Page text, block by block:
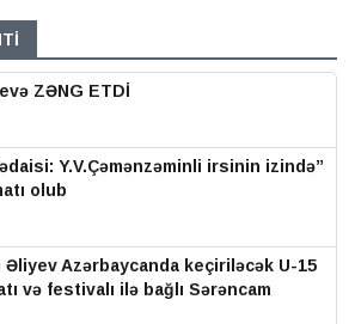
ZƏNG ETDİ
Y.V.Çəmənzəminli irsinin izində”
olub
Azərbaycanda keçiriləcək U-15
və festivalı ilə bağlı Sərəncam